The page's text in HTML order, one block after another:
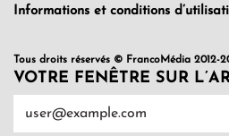
Informations et conditions
Tous droits réservés © FrancoMédia 2012-
VOTRE FENÊTRE SUR